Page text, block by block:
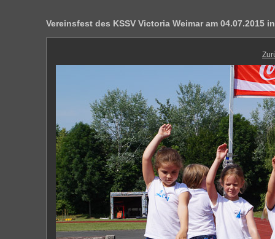
Vereinsfest des KSSV Victoria Weimar am 04.07.2015